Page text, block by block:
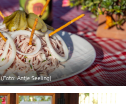
(Foto: Antje Seeling)